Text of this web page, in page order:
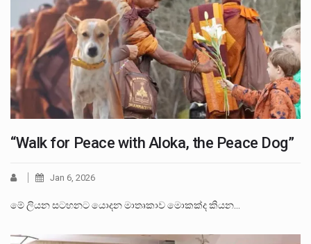
“Walk for Peace with Aloka, the Peace Dog”
Jan 6, 2026
මේ ලියන සටහනට යොදන මාතෘකාව මොකක්ද කියන…